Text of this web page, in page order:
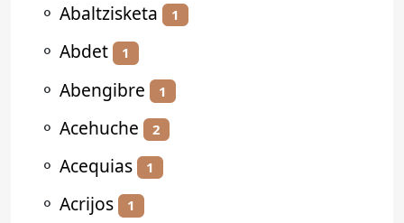
⚬ Abaltzisketa 1
⚬ Abdet 1
⚬ Abengibre 1
⚬ Acehuche 2
⚬ Acequias 1
⚬ Acrijos 1